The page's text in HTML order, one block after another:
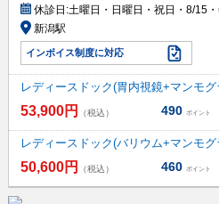
休診日:土曜日・日曜日・祝日・8/15
新潟駅
インボイス制度に対応
レディースドック(胃内視鏡+マンモ
53,900円 （税込） 490 ポイント
レディースドック(バリウム+マンモ
50,600円 （税込） 460 ポイント